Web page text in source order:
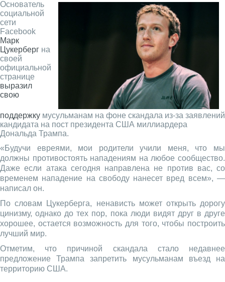
Основатель
социальной
сети
Facebook
Марк
Цукерберг на
своей
официальной
странице
выразил
свою
поддержку мусульманам на фоне скандала из-за заявлений
кандидата на пост президента США миллиардера
Дональда Трампа.
«Будучи евреями, мои родители учили меня, что мы
должны противостоять нападениям на любое сообщество.
Даже если атака сегодня направлена не против вас, со
временем нападение на свободу нанесет вред всем», —
написал он.
По словам Цукерберга, ненависть может открыть дорогу
цинизму, однако до тех пор, пока люди видят друг в друге
хорошее, остается возможность для того, чтобы построить
лучший мир.
Отметим, что причиной скандала стало недавнее
предложение Трампа запретить мусульманам въезд на
территорию США.